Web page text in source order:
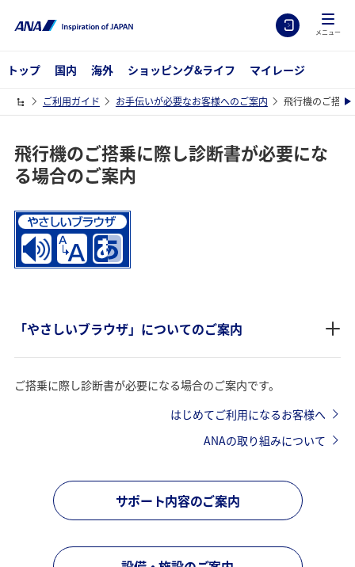
メニュー
トップ 国内 海外 ショッピング&ライフ マイレージ
ご利用ガイド お手伝いが必要なお客様へのご案内 飛行機のご搭乗
飛行機のご搭乗に際し診断書が必要にな
る場合のご案内
「やさしいブラウザ」についてのご案内
ご搭乗に際し診断書が必要になる場合のご案内です。
はじめてご利用になるお客様へ
ANAの取り組みについて
サポート内容のご案内